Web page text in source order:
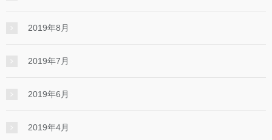
2019年8月
2019年7月
2019年6月
2019年4月